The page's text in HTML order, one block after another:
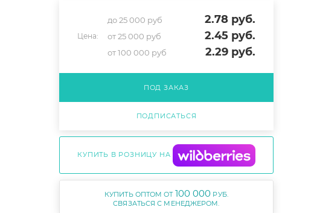
Цена:
до 25 000 руб 2.78руб.
от 25 000 руб 2.45руб.
от 100 000 руб 2.29руб.
ПОД ЗАКАЗ
ПОДПИСАТЬСЯ
КУПИТЬ В РОЗНИЦУ НА
КУПИТЬ ОПТОМ ОТ 100 000 РУБ.